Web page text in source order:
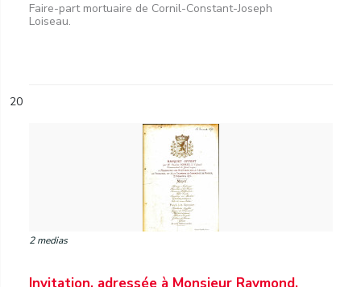
Faire-part mortuaire de Cornil-Constant-Joseph
Loiseau.
20
2 medias